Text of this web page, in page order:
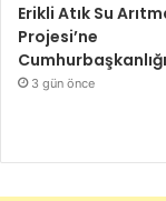
Erikli Atık Su
Projesi’ne
3 gün önce